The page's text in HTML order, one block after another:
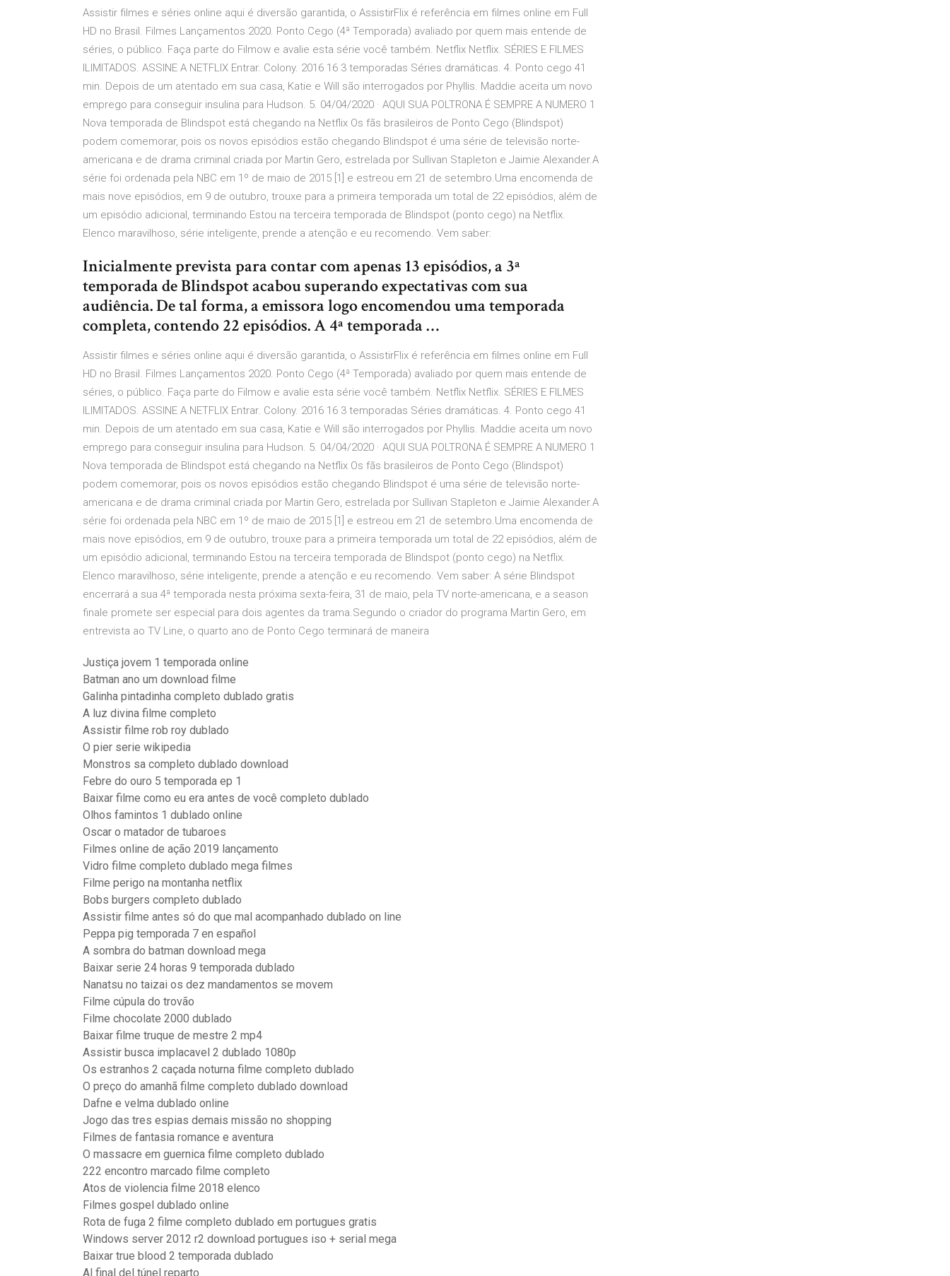
Assistir filmes e séries online aqui é diversão garantida, o AssistirFlix é referência em filmes online em Full
HD no Brasil. Filmes Lançamentos 2020. Ponto Cego (4ª Temporada) avaliado por quem mais entende de
séries, o público. Faça parte do Filmow e avalie esta série você também. Netflix Netflix. SÉRIES E FILMES
ILIMITADOS. ASSINE A NETFLIX Entrar. Colony. 2016 16 3 temporadas Séries dramáticas. 4. Ponto cego 41
min. Depois de um atentado em sua casa, Katie e Will são interrogados por Phyllis. Maddie aceita um novo
emprego para conseguir insulina para Hudson. 5. 04/04/2020 · AQUI SUA POLTRONA É SEMPRE A NUMERO 1
Nova temporada de Blindspot está chegando na Netflix Os fãs brasileiros de Ponto Cego (Blindspot)
podem comemorar, pois os novos episódios estão chegando Blindspot é uma série de televisão norte-
americana e de drama criminal criada por Martin Gero, estrelada por Sullivan Stapleton e Jaimie Alexander.A
série foi ordenada pela NBC em 1º de maio de 2015 [1] e estreou em 21 de setembro.Uma encomenda de
mais nove episódios, em 9 de outubro, trouxe para a primeira temporada um total de 22 episódios, além de
um episódio adicional, terminando Estou na terceira temporada de Blindspot (ponto cego) na Netflix.
Elenco maravilhoso, série inteligente, prende a atenção e eu recomendo. Vem saber:
Inicialmente prevista para contar com apenas 13 episódios, a 3ª
temporada de Blindspot acabou superando expectativas com sua
audiência. De tal forma, a emissora logo encomendou uma temporada
completa, contendo 22 episódios. A 4ª temporada …
Assistir filmes e séries online aqui é diversão garantida, o AssistirFlix é referência em filmes online em Full
HD no Brasil. Filmes Lançamentos 2020. Ponto Cego (4ª Temporada) avaliado por quem mais entende de
séries, o público. Faça parte do Filmow e avalie esta série você também. Netflix Netflix. SÉRIES E FILMES
ILIMITADOS. ASSINE A NETFLIX Entrar. Colony. 2016 16 3 temporadas Séries dramáticas. 4. Ponto cego 41
min. Depois de um atentado em sua casa, Katie e Will são interrogados por Phyllis. Maddie aceita um novo
emprego para conseguir insulina para Hudson. 5. 04/04/2020 · AQUI SUA POLTRONA É SEMPRE A NUMERO 1
Nova temporada de Blindspot está chegando na Netflix Os fãs brasileiros de Ponto Cego (Blindspot)
podem comemorar, pois os novos episódios estão chegando Blindspot é uma série de televisão norte-
americana e de drama criminal criada por Martin Gero, estrelada por Sullivan Stapleton e Jaimie Alexander.A
série foi ordenada pela NBC em 1º de maio de 2015 [1] e estreou em 21 de setembro.Uma encomenda de
mais nove episódios, em 9 de outubro, trouxe para a primeira temporada um total de 22 episódios, além de
um episódio adicional, terminando Estou na terceira temporada de Blindspot (ponto cego) na Netflix.
Elenco maravilhoso, série inteligente, prende a atenção e eu recomendo. Vem saber: A série Blindspot
encerrará a sua 4ª temporada nesta próxima sexta-feira, 31 de maio, pela TV norte-americana, e a season
finale promete ser especial para dois agentes da trama.Segundo o criador do programa Martin Gero, em
entrevista ao TV Line, o quarto ano de Ponto Cego terminará de maneira
Justiça jovem 1 temporada online
Batman ano um download filme
Galinha pintadinha completo dublado gratis
A luz divina filme completo
Assistir filme rob roy dublado
O pier serie wikipedia
Monstros sa completo dublado download
Febre do ouro 5 temporada ep 1
Baixar filme como eu era antes de você completo dublado
Olhos famintos 1 dublado online
Oscar o matador de tubaroes
Filmes online de ação 2019 lançamento
Vidro filme completo dublado mega filmes
Filme perigo na montanha netflix
Bobs burgers completo dublado
Assistir filme antes só do que mal acompanhado dublado on line
Peppa pig temporada 7 en español
A sombra do batman download mega
Baixar serie 24 horas 9 temporada dublado
Nanatsu no taizai os dez mandamentos se movem
Filme cúpula do trovão
Filme chocolate 2000 dublado
Baixar filme truque de mestre 2 mp4
Assistir busca implacavel 2 dublado 1080p
Os estranhos 2 caçada noturna filme completo dublado
O preço do amanhã filme completo dublado download
Dafne e velma dublado online
Jogo das tres espias demais missão no shopping
Filmes de fantasia romance e aventura
O massacre em guernica filme completo dublado
222 encontro marcado filme completo
Atos de violencia filme 2018 elenco
Filmes gospel dublado online
Rota de fuga 2 filme completo dublado em portugues gratis
Windows server 2012 r2 download portugues iso + serial mega
Baixar true blood 2 temporada dublado
Al final del túnel reparto